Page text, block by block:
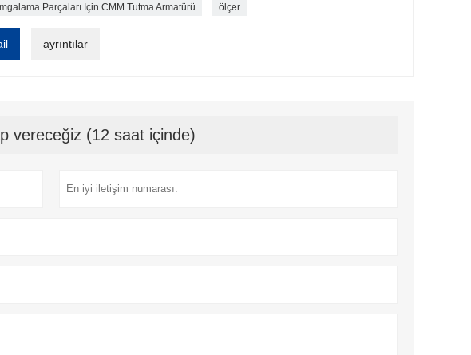
Parçaları İçin CMM Tutma Armatürü ölçer
ayrıntılar
vereceğiz (12 saat içinde)